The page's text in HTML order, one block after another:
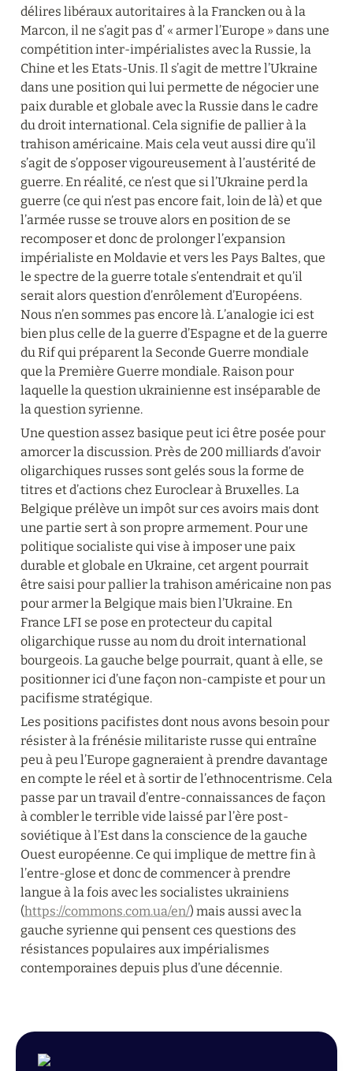
délires libéraux autoritaires à la Francken ou à la
Marcon, il ne s’agit pas d’ « armer l’Europe » dans une
compétition inter-impérialistes avec la Russie, la
Chine et les Etats-Unis. Il s’agit de mettre l’Ukraine
dans une position qui lui permette de négocier une
paix durable et globale avec la Russie dans le cadre
du droit international. Cela signifie de pallier à la
trahison américaine. Mais cela veut aussi dire qu’il
s’agit de s’opposer vigoureusement à l’austérité de
guerre. En réalité, ce n’est que si l’Ukraine perd la
guerre (ce qui n’est pas encore fait, loin de là) et que
l’armée russe se trouve alors en position de se
recomposer et donc de prolonger l’expansion
impérialiste en Moldavie et vers les Pays Baltes, que
le spectre de la guerre totale s’entendrait et qu’il
serait alors question d’enrôlement d’Européens.
Nous n’en sommes pas encore là. L’analogie ici est
bien plus celle de la guerre d’Espagne et de la guerre
du Rif qui préparent la Seconde Guerre mondiale
que la Première Guerre mondiale. Raison pour
laquelle la question ukrainienne est inséparable de
la question syrienne.
Une question assez basique peut ici être posée pour
amorcer la discussion. Près de 200 milliards d’avoir
oligarchiques russes sont gelés sous la forme de
titres et d’actions chez Euroclear à Bruxelles. La
Belgique prélève un impôt sur ces avoirs mais dont
une partie sert à son propre armement. Pour une
politique socialiste qui vise à imposer une paix
durable et globale en Ukraine, cet argent pourrait
être saisi pour pallier la trahison américaine non pas
pour armer la Belgique mais bien l’Ukraine. En
France LFI se pose en protecteur du capital
oligarchique russe au nom du droit international
bourgeois. La gauche belge pourrait, quant à elle, se
positionner ici d’une façon non-campiste et pour un
pacifisme stratégique.
Les positions pacifistes dont nous avons besoin pour
résister à la frénésie militariste russe qui entraîne
peu à peu l’Europe gagneraient à prendre davantage
en compte le réel et à sortir de l’ethnocentrisme. Cela
passe par un travail d’entre-connaissances de façon
à combler le terrible vide laissé par l’ère post-
soviétique à l’Est dans la conscience de la gauche
Ouest européenne. Ce qui implique de mettre fin à
l’entre-glose et donc de commencer à prendre
langue à la fois avec les socialistes ukrainiens
(https://commons.com.ua/en/) mais aussi avec la
gauche syrienne qui pensent ces questions des
résistances populaires aux impérialismes
contemporaines depuis plus d’une décennie.